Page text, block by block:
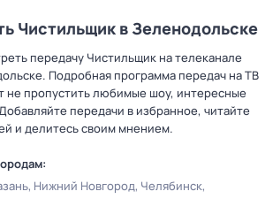
Чистильщик в Зеленодольске
передачу Чистильщик на телеканале
Подробная программа передач на ТВ
не пропустить любимые шоу, интересные
передачи в избранное, читайте
и делитесь своим мнением.
Нижний Новгород Челябинск